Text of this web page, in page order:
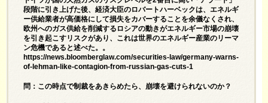
段階に引き上げた後、経済大臣のロバートハーベックは、エネルギ
ー供給業者が高価格にして損失をカバーすることを余儀なくされ、
欧州へのガス供給を削減するロシアの動きがエネルギー市場の崩壊
を引き起こすリスクがあり、これは世界のエネルギー産業のリーマ
ン危機であると述べた。。
https://news.bloomberglaw.com/securities-law/germany-warns-
of-lehman-like-contagion-from-russian-gas-cuts-1
問：この時点で制裁をあきらめたら、崩壊を避けられないのか？